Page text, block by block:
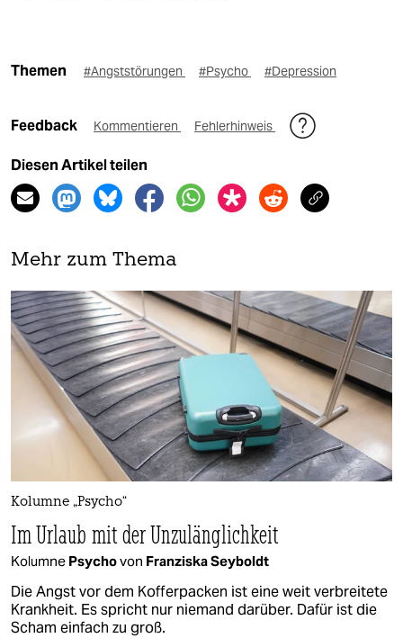
Themen #Angststörungen #Psycho #Depression
Feedback Kommentieren Fehlerhinweis
Diesen Artikel teilen
Mehr zum Thema
Kolumne „Psycho“
Im Urlaub mit der Unzulänglichkeit
Kolumne Psychovon Franziska Seyboldt
Die Angst vor dem Kofferpacken ist eine weit verbreitete
Krankheit. Es spricht nur niemand darüber. Dafür ist die
Scham einfach zu groß.